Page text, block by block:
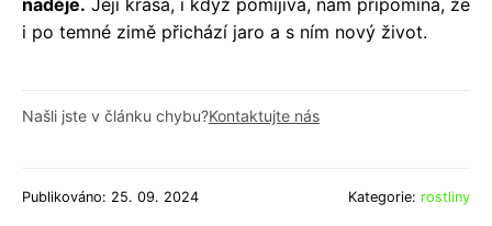
i po temné zimě přichází jaro a s ním nový život.
Našli jste v článku chybu?Kontaktujte nás
Publikováno: 25. 09. 2024 Kategorie: rostliny